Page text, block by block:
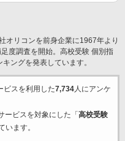
オリコンを前身企業に1967年より
度調査を開始。高校受験 個別指
ングを発表しています。
ビスを利用した7,734人にアンケ
ービスを対象にした「 高校受験
います。